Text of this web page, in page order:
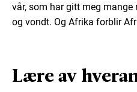
vår, som har gitt meg mange
og vondt. Og Afrika forblir
Lære av